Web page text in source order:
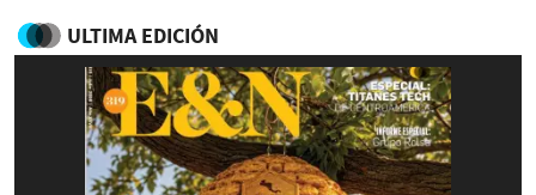
ULTIMA EDICIÓN